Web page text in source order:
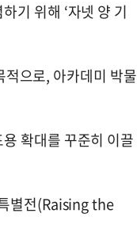
기 위해 ‘자넷 양 기
으로, 아카데미 박물
확대를 꾸준히 이끌
별전(Raising the